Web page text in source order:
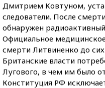
Дмитрием Ковтуном,
следователи. После
обнаружен
Официальное
смерти Литвиненко до
Британские власти
Лугового, в чем им было
Конституция РФ